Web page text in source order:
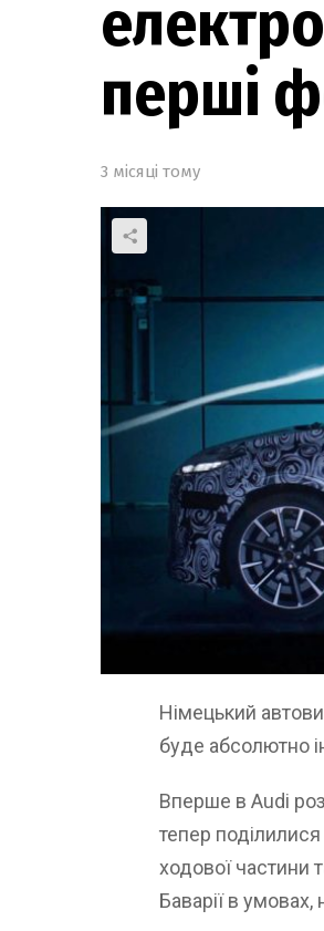
перші
3 місяці тому
Німецький
буде абсолютно
Вперше в Audi
тепер
ходової частини
Баварії в